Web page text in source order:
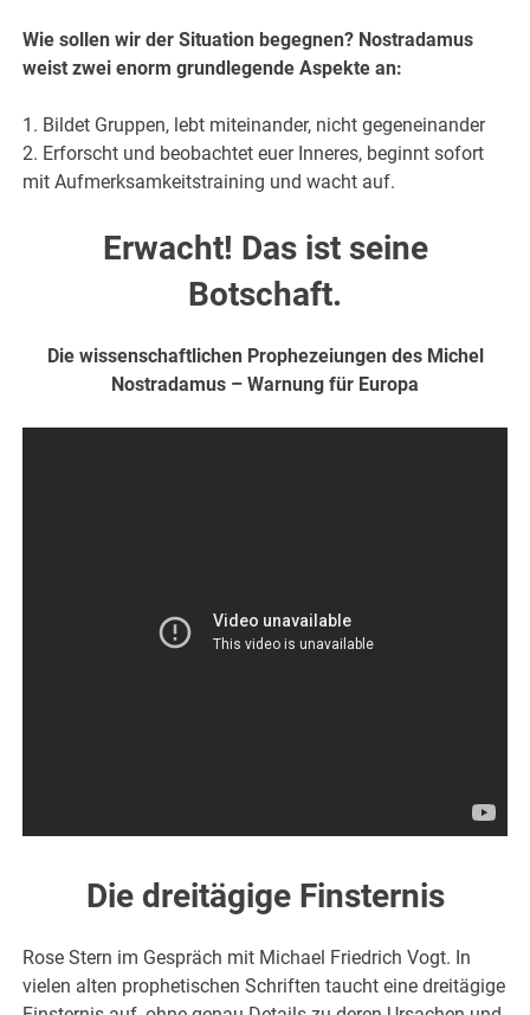
Wie sollen wir der Situation begegnen? Nostradamus
weist zwei enorm grundlegende Aspekte an:
1. Bildet Gruppen, lebt miteinander, nicht gegeneinander
2. Erforscht und beobachtet euer Inneres, beginnt sofort
mit Aufmerksamkeitstraining und wacht auf.
Erwacht! Das ist seine
Botschaft.
Die wissenschaftlichen Prophezeiungen des Michel
Nostradamus – Warnung für Europa
Die dreitägige Finsternis
Rose Stern im Gespräch mit Michael Friedrich Vogt. In
vielen alten prophetischen Schriften taucht eine dreitägige